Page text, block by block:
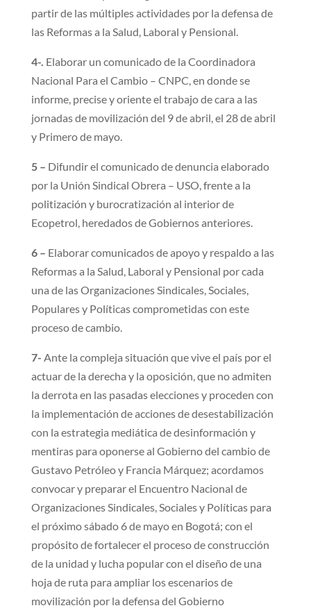
partir de las múltiples actividades por la defensa de
las Reformas a la Salud, Laboral y Pensional.
4-. Elaborar un comunicado de la Coordinadora
Nacional Para el Cambio – CNPC, en donde se
informe, precise y oriente el trabajo de cara a las
jornadas de movilización del 9 de abril, el 28 de abril
y Primero de mayo.
5 – Difundir el comunicado de denuncia elaborado
por la Unión Sindical Obrera – USO, frente a la
politización y burocratización al interior de
Ecopetrol, heredados de Gobiernos anteriores.
6 – Elaborar comunicados de apoyo y respaldo a las
Reformas a la Salud, Laboral y Pensional por cada
una de las Organizaciones Sindicales, Sociales,
Populares y Políticas comprometidas con este
proceso de cambio.
7- Ante la compleja situación que vive el país por el
actuar de la derecha y la oposición, que no admiten
la derrota en las pasadas elecciones y proceden con
la implementación de acciones de desestabilización
con la estrategia mediática de desinformación y
mentiras para oponerse al Gobierno del cambio de
Gustavo Petróleo y Francia Márquez; acordamos
convocar y preparar el Encuentro Nacional de
Organizaciones Sindicales, Sociales y Políticas para
el próximo sábado 6 de mayo en Bogotá; con el
propósito de fortalecer el proceso de construcción
de la unidad y lucha popular con el diseño de una
hoja de ruta para ampliar los escenarios de
movilización por la defensa del Gobierno